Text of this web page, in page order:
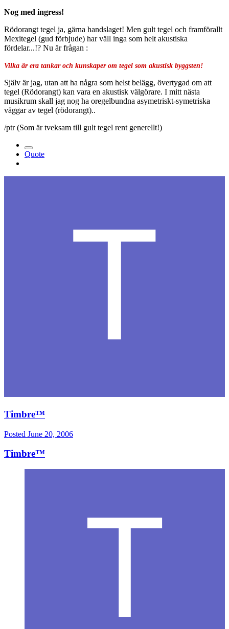
Nog med ingress!
Rödorangt tegel ja, gärna handslaget! Men gult tegel och framförallt
Mexitegel (gud förbjude) har väll inga som helt akustiska
fördelar...!? Nu är frågan :
Vilka är era tankar och kunskaper om tegel som akustisk byggsten!
Själv är jag, utan att ha några som helst belägg, övertygad om att
tegel (Rödorangt) kan vara en akustisk välgörare. I mitt nästa
musikrum skall jag nog ha oregelbundna asymetriskt-symetriska
väggar av tegel (rödorangt)..
/ptr (Som är tveksam till gult tegel rent generellt!)
Quote
Timbre™
Posted June 20, 2006
Timbre™